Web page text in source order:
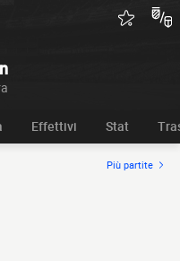
Effettivi Stat
Più partite